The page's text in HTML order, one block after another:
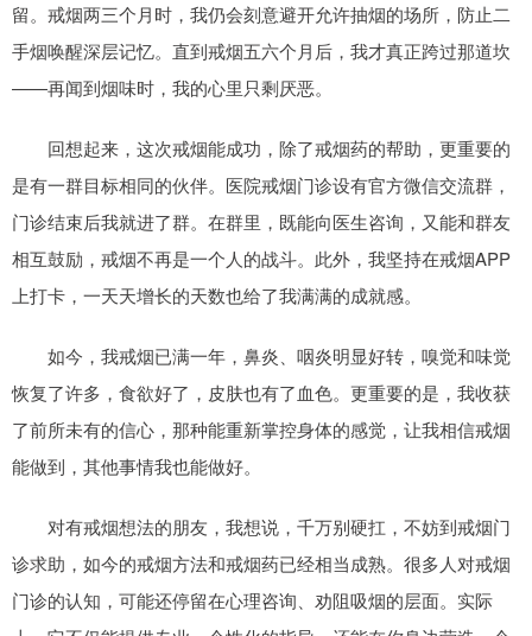
留。戒烟两三个月时，我仍会刻意避开允许抽烟的场所，防止二
手烟唤醒深层记忆。直到戒烟五六个月后，我才真正跨过那道坎
——再闻到烟味时，我的心里只剩厌恶。
回想起来，这次戒烟能成功，除了戒烟药的帮助，更重要的
是有一群目标相同的伙伴。医院戒烟门诊设有官方微信交流群，
门诊结束后我就进了群。在群里，既能向医生咨询，又能和群友
相互鼓励，戒烟不再是一个人的战斗。此外，我坚持在戒烟APP
上打卡，一天天增长的天数也给了我满满的成就感。
如今，我戒烟已满一年，鼻炎、咽炎明显好转，嗅觉和味觉
恢复了许多，食欲好了，皮肤也有了血色。更重要的是，我收获
了前所未有的信心，那种能重新掌控身体的感觉，让我相信戒烟
能做到，其他事情我也能做好。
对有戒烟想法的朋友，我想说，千万别硬扛，不妨到戒烟门
诊求助，如今的戒烟方法和戒烟药已经相当成熟。很多人对戒烟
门诊的认知，可能还停留在心理咨询、劝阻吸烟的层面。实际